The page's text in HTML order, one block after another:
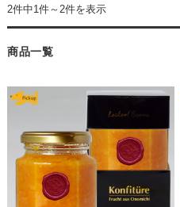
2件中1件～2件を表示
商品一覧